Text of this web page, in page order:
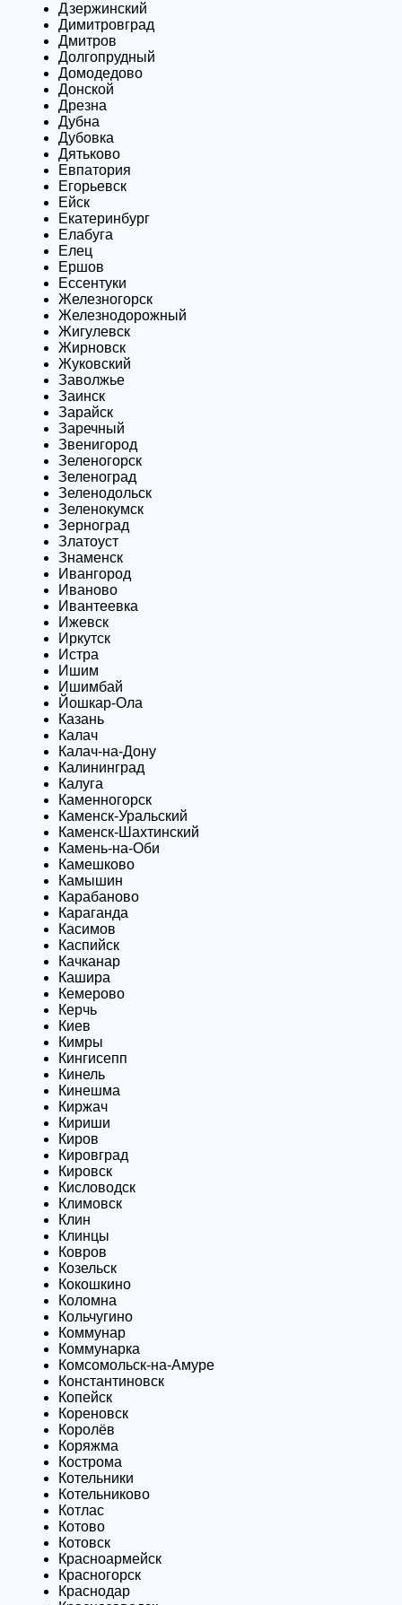
Дзержинский
Димитровград
Дмитров
Долгопрудный
Домодедово
Донской
Дрезна
Дубна
Дубовка
Дятьково
Евпатория
Егорьевск
Ейск
Екатеринбург
Елабуга
Елец
Ершов
Ессентуки
Железногорск
Железнодорожный
Жигулевск
Жирновск
Жуковский
Заволжье
Заинск
Зарайск
Заречный
Звенигород
Зеленогорск
Зеленоград
Зеленодольск
Зеленокумск
Зерноград
Златоуст
Знаменск
Ивангород
Иваново
Ивантеевка
Ижевск
Иркутск
Истра
Ишим
Ишимбай
Йошкар-Ола
Казань
Калач
Калач-на-Дону
Калининград
Калуга
Каменногорск
Каменск-Уральский
Каменск-Шахтинский
Камень-на-Оби
Камешково
Камышин
Карабаново
Караганда
Касимов
Каспийск
Качканар
Кашира
Кемерово
Керчь
Киев
Кимры
Кингисепп
Кинель
Кинешма
Киржач
Кириши
Киров
Кировград
Кировск
Кисловодск
Климовск
Клин
Клинцы
Ковров
Козельск
Кокошкино
Коломна
Кольчугино
Коммунар
Коммунарка
Комсомольск-на-Амуре
Константиновск
Копейск
Кореновск
Королёв
Коряжма
Кострома
Котельники
Котельниково
Котлас
Котово
Котовск
Красноармейск
Красногорск
Краснодар